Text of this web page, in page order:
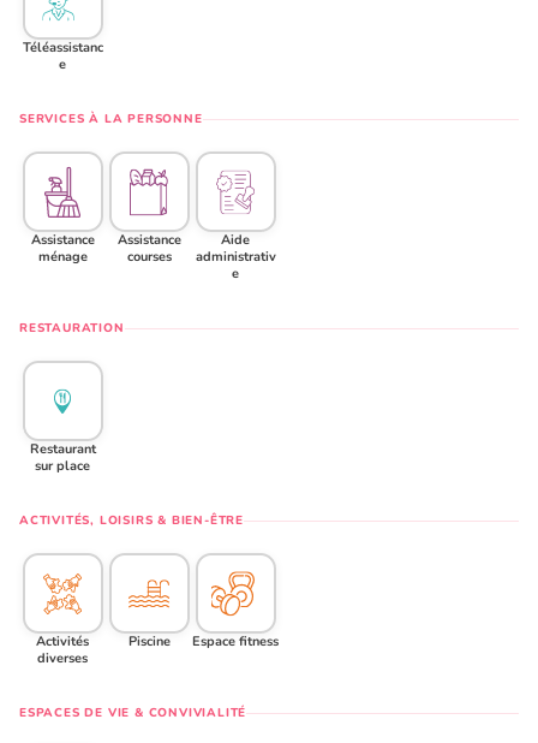
Téléassistanc
e
SERVICES À LA PERSONNE
Assistance
ménage
Assistance
courses
Aide
administrativ
e
RESTAURATION
Restaurant
sur place
ACTIVITÉS, LOISIRS & BIEN-ÊTRE
Activités
diverses
Piscine Espace fitness
ESPACES DE VIE & CONVIVIALITÉ